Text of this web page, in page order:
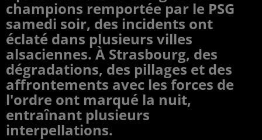
champions remportée par le PSG
samedi soir, des incidents ont
éclaté dans plusieurs villes
alsaciennes. À Strasbourg, des
dégradations, des pillages et des
affrontements avec les forces de
l'ordre ont marqué la nuit,
entraînant plusieurs
interpellations.